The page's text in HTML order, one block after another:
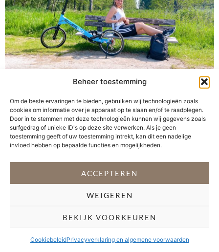
Beheer toestemming
Om de beste ervaringen te bieden, gebruiken wij technologieën zoals
cookies om informatie over je apparaat op te slaan en/of te raadplegen.
Door in te stemmen met deze technologieën kunnen wij gegevens zoals
surfgedrag of unieke ID's op deze site verwerken. Als je geen
toestemming geeft of uw toestemming intrekt, kan dit een nadelige
invloed hebben op bepaalde functies en mogelijkheden.
ACCEPTEREN
WEIGEREN
BEKIJK VOORKEUREN
CookiebeleidPrivacyverklaring en algemene voorwaarden
Voorburg besluit ik een stop te maken bij
Recreatiegebied Vlietland. Er wordt wel gezegd dat dit
gebied de Rivièra van de Randstad is. Ik besluit om dit
zelf te ervaren. Vlietland ligt midden in de Randstad
langs de rivier de Vliet, tegenover Voorschoten en […]
VOLG @STEFANI_GETSFIT